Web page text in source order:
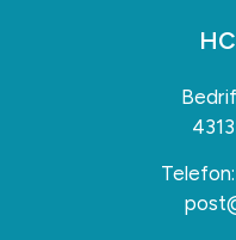
Telefon: